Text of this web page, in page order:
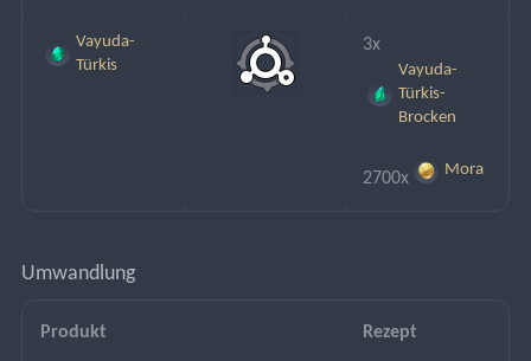
Vayuda-
Türkis
3x
Vayuda-
Türkis-
Brocken
2700x Mora
Umwandlung
Produkt Rezept